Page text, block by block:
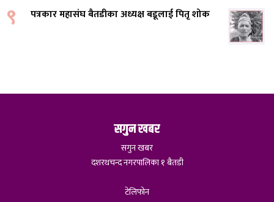
९ पत्रकार महासंघ बैतडीका अध्यक्ष बडूलाई पितृ शोक
सगुन खबर
सगुन खबर
दशरथचन्द नगरपालिका १ बैतडी
टेलिफोन